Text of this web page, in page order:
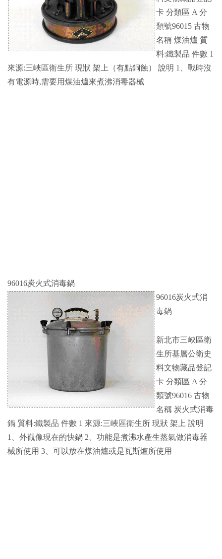
卡 分類區 A 分
類號96015 古物
名稱 煤油爐 質
料:鐵製品 件數 1
來源:三峽區衛生所 現狀 架上（有點銅蝕） 說明 1、戰時沒
有電源時,需要用煤油爐來煮沸消毒器械
96016炭火式消毒鍋
96016炭火式消
毒鍋
新北市三峽區衛
生所基層公衛史
料文物藏品登記
卡 分類區 A 分
類號96016 古物
名稱 炭火式消毒
鍋 質料:鐵製品 件數 1 來源:三峽區衛生所 現狀 架上 說明
1、外觀像現在的快鍋 2、功能是煮沸水產生蒸氣做消毒器
械所使用 3、可以放在煤油爐或是瓦斯爐所使用